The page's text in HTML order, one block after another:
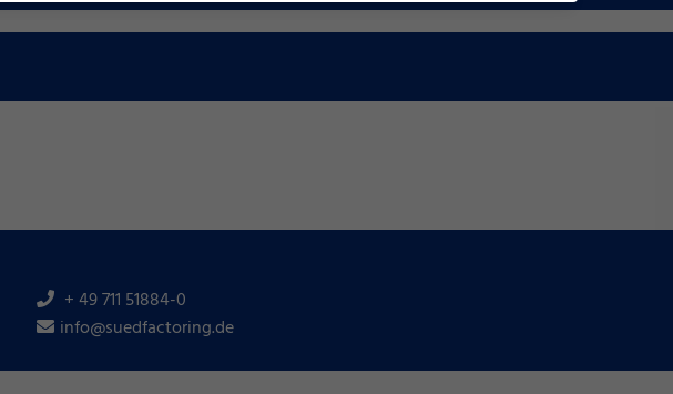
+ 49 711 51884-0
info@suedfactoring.de